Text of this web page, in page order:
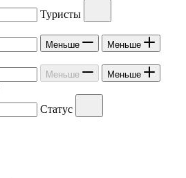
Туристы
Меньше Меньше
Меньше Меньше
Статус